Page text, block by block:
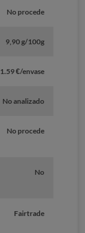
No procede
9,90 g/100g
1.59 €/envase
No analizado
No procede
No
Fairtrade